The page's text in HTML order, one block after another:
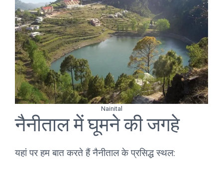
Nainital
नैनीताल में घूमने की जगहे
यहां पर हम बात करते हैं नैनीताल के प्रसिद्ध स्थल: